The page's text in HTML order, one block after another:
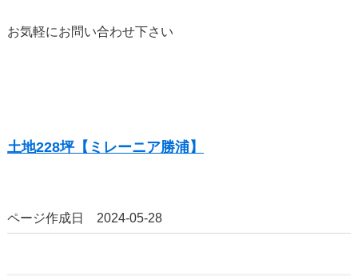
お気軽にお問い合わせ下さい
土地228坪【ミレーニア勝浦】
ページ作成日 2024-05-28